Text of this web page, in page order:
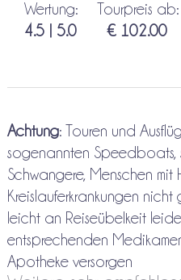
Wertung:
4.5 | 5.0
Tourpreis ab:
€ 102.00
Achtung: Touren und
sogenannten Speedboats,
Schwangere, Menschen mit
Kreislauferkrankungen
leicht an Reiseübelkeit
entsprechenden
Apotheke versorgen